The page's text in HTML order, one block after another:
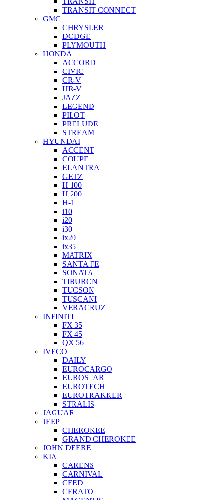
TRANSIT CONNECT
GMC
CHRYSLER
DODGE
PLYMOUTH
HONDA
ACCORD
CIVIC
CR-V
HR-V
JAZZ
LEGEND
PILOT
PRELUDE
STREAM
HYUNDAI
ACCENT
COUPE
ELANTRA
GETZ
H 100
H 200
H-1
i10
i20
i30
ix20
ix35
MATRIX
SANTA FE
SONATA
TIBURON
TUCSON
TUSCANI
VERACRUZ
INFINITI
FX 35
FX 45
QX 56
IVECO
DAILY
EUROCARGO
EUROSTAR
EUROTECH
EUROTRAKKER
STRALIS
JAGUAR
JEEP
CHEROKEE
GRAND CHEROKEE
JOHN DEERE
KIA
CARENS
CARNIVAL
CEED
CERATO